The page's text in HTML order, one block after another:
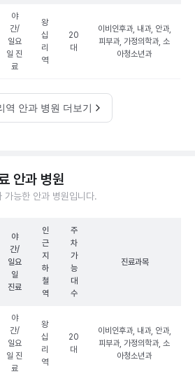
야
간/
일요
일 진
료
왕
십
리
역
20
대
이비인후과, 내과, 안과,
피부과, 가정의학과, 소
아청소년과
역 안과 병원 더보기
안과 병원
가능한 안과 병원입니다.
야
간/
일요
일
진료
인
근
지
하
철
역
주
차
가
능
대
수
진료과목
야
간/
일요
일 진
료
왕
십
리
역
20
대
이비인후과, 내과, 안과,
피부과, 가정의학과, 소
아청소년과